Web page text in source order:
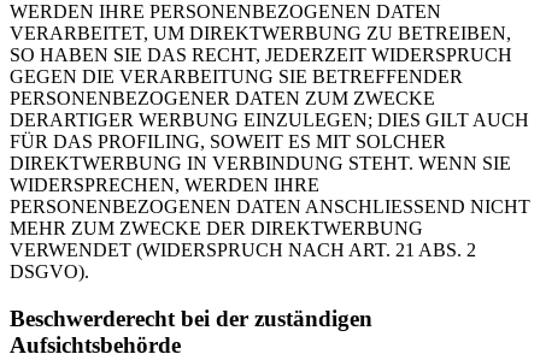
WERDEN IHRE PERSONENBEZOGENEN DATEN
VERARBEITET, UM DIREKTWERBUNG ZU BETREIBEN,
SO HABEN SIE DAS RECHT, JEDERZEIT WIDERSPRUCH
GEGEN DIE VERARBEITUNG SIE BETREFFENDER
PERSONENBEZOGENER DATEN ZUM ZWECKE
DERARTIGER WERBUNG EINZULEGEN; DIES GILT AUCH
FÜR DAS PROFILING, SOWEIT ES MIT SOLCHER
DIREKTWERBUNG IN VERBINDUNG STEHT. WENN SIE
WIDERSPRECHEN, WERDEN IHRE
PERSONENBEZOGENEN DATEN ANSCHLIESSEND NICHT
MEHR ZUM ZWECKE DER DIREKTWERBUNG
VERWENDET (WIDERSPRUCH NACH ART. 21 ABS. 2
DSGVO).
Beschwerderecht bei der zuständigen
Aufsichtsbehörde